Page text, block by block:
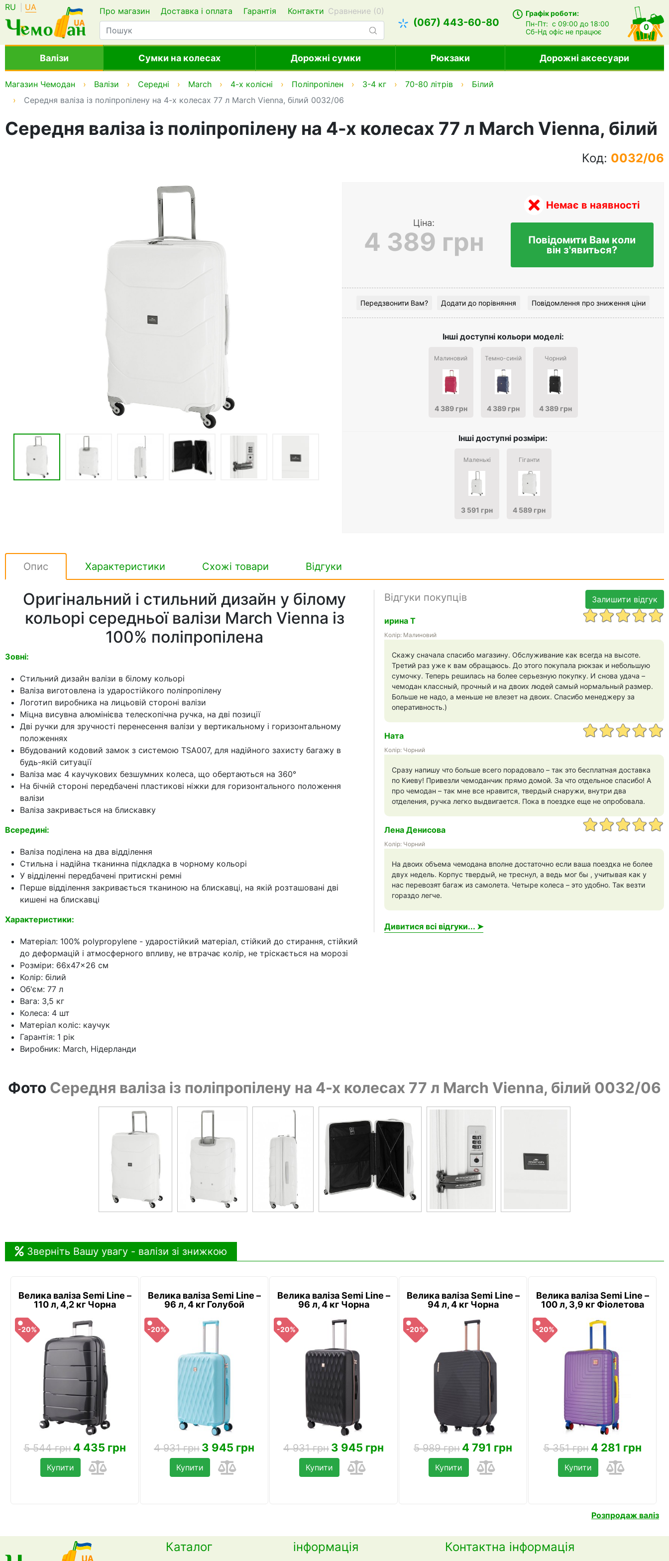
RU UA Про магазин Доставка і оплата Гарантія Контакти Сравнение (0)
(067) 443-60-80
Графік роботи:
Пн-Пт:с 09:00 до 18:00
Сб-Ндофіс не працює 0
Валізи Сумки на колесах Дорожні сумки Рюкзаки Дорожні аксесуари
Магазин Чемодан Валізи Середні March 4-х колісні Поліпропілен 3-4 кг 70-80 літрів
Білий
Середня валіза із поліпропілену на 4-х колесах 77 л March Vienna, білий 0032/06
Середня валіза із поліпропілену на 4-х колесах 77 л March Vienna, білий
Код: 0032/06
Ціна:
4 389 грн
Немає в наявності
Повідомити Вам коли
він з'явиться?
Передзвонити Вам? Додати до порівняння Повідомлення про зниження ціни
Інші доступні кольори моделі:
Малиновий
4 389 грн
Темно-синій
4 389 грн
Чорний
4 389 грн
Інші доступні розміри:
Маленькі
3 591 грн
Гіганти
4 589 грн
Опис Характеристики Схожі товари Відгуки
Залишити відгук
Відгуки покупців
ирина Т
Колір: Малиновий
Скажу сначала спасибо магазину. Обслуживание как всегда на высоте.
Третий раз уже к вам обращаюсь. До этого покупала рюкзак и небольшую
сумочку. Теперь решилась на более серьезную покупку. И снова удача –
чемодан классный, прочный и на двоих людей самый нормальный размер.
Больше не надо, а меньше не влезет на двоих. Спасибо менеджеру за
оперативность.)
Ната
Колір: Чорний
Сразу напишу что больше всего порадовало – так это бесплатная доставка
по Киеву! Привезли чемоданчик прямо домой. За что отдельное спасибо! А
про чемодан – так мне все нравится, твердый снаружи, внутри два
отделения, ручка легко выдвигается. Пока в поездке еще не опробовала.
Лена Денисова
Колір: Чорний
На двоих объема чемодана вполне достаточно если ваша поездка не более
двух недель. Корпус твердый, не треснул, а ведь мог бы , учитывая как у
нас перевозят багаж из самолета. Четыре колеса – это удобно. Так везти
гораздо легче.
Дивитися всі відгуки... ➤
Оригінальний і стильний дизайн у білому
кольорі середньої валізи March Vienna із
100% поліпропілена
Зовні:
Стильний дизайн валізи в білому кольорі
Валіза виготовлена із ударостійкого поліпропілену
Логотип виробника на лицьовій стороні валізи
Міцна висувна алюмінієва телескопічна ручка, на дві позиції
Дві ручки для зручності перенесення валізи у вертикальному і горизонтальному
положеннях
Вбудований кодовий замок з системою TSA007, для надійного захисту багажу в
будь-якій ситуації
Валіза має 4 каучукових безшумних колеса, що обертаються на 360°
На бічній стороні передбачені пластикові ніжки для горизонтального положення
валізи
Валіза закривається на блискавку
Всередині:
Валіза поділена на два відділення
Стильна і надійна тканинна підкладка в чорному кольорі
У відділенні передбачені притискні ремні
Перше відділення закривається тканиною на блискавці, на якій розташовані дві
кишені на блискавці
Характеристики:
Матеріал: 100% polypropylene - ударостійкий матеріал, стійкий до стирання, стійкий
до деформацій і атмосферного впливу, не втрачає колір, не тріскається на морозі
Розміри: 66x47x26 см
Колір: білий
Об'єм: 77 л
Вага: 3,5 кг
Колеса: 4 шт
Матеріал коліс: каучук
Гарантія: 1 рік
Виробник: March, Нідерланди
Фото Середня валіза із поліпропілену на 4-х колесах 77 л March Vienna, білий 0032/06
Зверніть Вашу увагу - валізи зі знижкою
Велика валіза Semi Line –
110 л, 4,2 кг Чорна
-20%
5 544 грн 4 435 грн
Купити
Велика валіза Semi Line –
96 л, 4 кг Голубой
-20%
4 931 грн 3 945 грн
Купити
Велика валіза Semi Line –
96 л, 4 кг Чорна
-20%
4 931 грн 3 945 грн
Купити
Велика валіза Semi Line –
94 л, 4 кг Чорна
-20%
5 989 грн 4 791 грн
Купити
Велика валіза Semi Line –
100 л, 3,9 кг Фіолетова
-20%
5 351 грн 4 281 грн
Купити
Розпродаж валіз
Каталог інформація Контактна інформація